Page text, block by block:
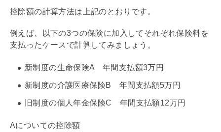
控除額の計算方法は上記のとおりです。
例えば、以下の3つの保険に加入してそれぞれ保険料を
支払ったケースで計算してみましょう。
新制度の生命保険A 年間支払額3万円
新制度の介護医療保険B 年間支払額5万円
旧制度の個人年金保険C 年間支払額12万円
Aについての控除額